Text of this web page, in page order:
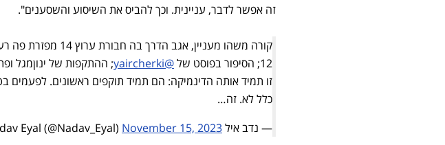
זה אפשר לדבר, עניינית. וכך להביס את השיסוע והשסענים".
קורה משהו מעניין,
12; הסיפור בפוסט של
@yaircherki
; ההתקפות של ינוןמגל
זו תמיד אותה הדינמיקה: הם תמיד תוקפים ראשונים. לפעמים
כלל לא. זה…
— נדב איל Nadav Eyal (@Nadav_Eyal)November 15, 2023